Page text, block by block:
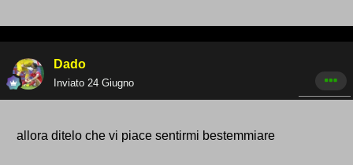
Dado
Inviato 24 Giugno
allora ditelo che vi piace sentirmi bestemmiare